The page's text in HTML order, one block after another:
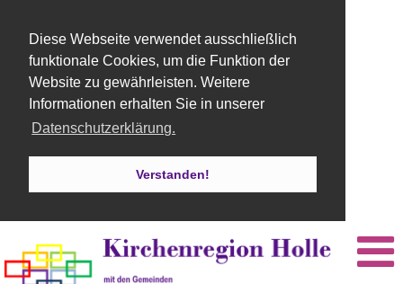
Diese Webseite verwendet ausschließlich
funktionale Cookies, um die Funktion der
Website zu gewährleisten. Weitere
Informationen erhalten Sie in unserer
Datenschutzerklärung.
Verstanden!